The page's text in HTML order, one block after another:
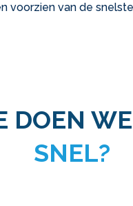
voorzien van de
DOEN
SNEL?